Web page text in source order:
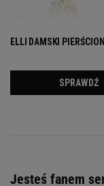
Jesteś fanem